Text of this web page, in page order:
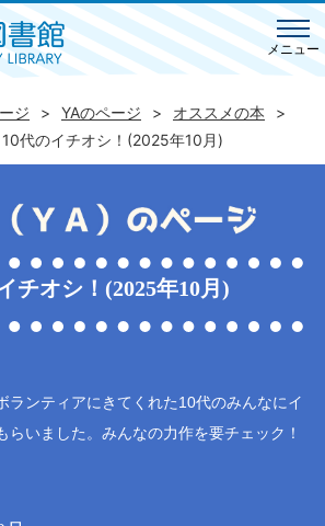
メニュー
ジ YAのページ
オススメの本
10代のイチオシ！(2025年10月)
チオシ！(2025年10月)
ランティアにきてくれた10代のみんなにイ
らいました。みんなの力作を要チェック！